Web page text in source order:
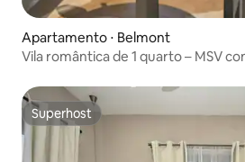
Apartamento ⋅ Belmont
Vila romântica de 1 quarto – MSV
Superhost
Superhost